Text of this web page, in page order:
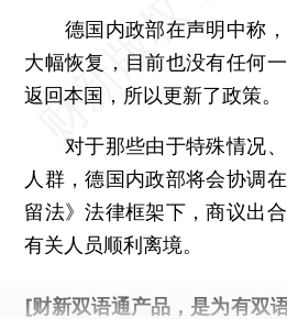
德国内政部在声明中称，
大幅恢复，目前也没有任何
返回本国，所以更新了政策。
对于那些由于特殊情况、
人群，德国内政部将会协调
留法》法律框架下，商议出
有关人员顺利离境。
[财新双语通产品，是为有双